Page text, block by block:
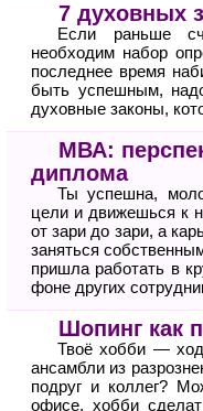
7 духовных
Если раньше
необходим набор
последнее время
быть успешным,
духовные законы,
МВА:
диплома
Ты успешна,
цели и движешься к
от зари до зари, а
заняться
пришла работать в
фоне других
Шопинг как
Твоё хобби —
ансамбли из
подруг и коллег?
офисе, хобби